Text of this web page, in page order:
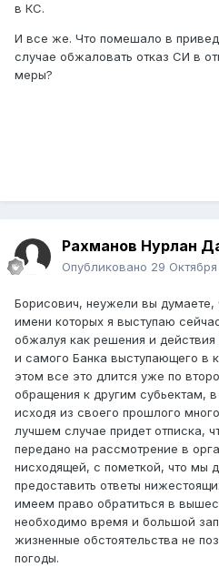
в КС.
И все же. Что помешало в
случае обжаловать отказ СИ в
меры?
Рахманов Нурлан
Опубликовано 29 Октября
Борисович, неужели вы думаете,
имени которых я выступаю
обжалуя как решения и
и самого Банка выступающего в
этом все это длится уже по
обращения к другим субьектам,
исходя из своего прошлого
лучшем случае придет отписка,
передано на рассмотрение в
нисходящей, с пометкой, что мы
предоставить ответы
имеем право обратиться в
необходимо время и большой
жизненные обстоятельства не
погоды.